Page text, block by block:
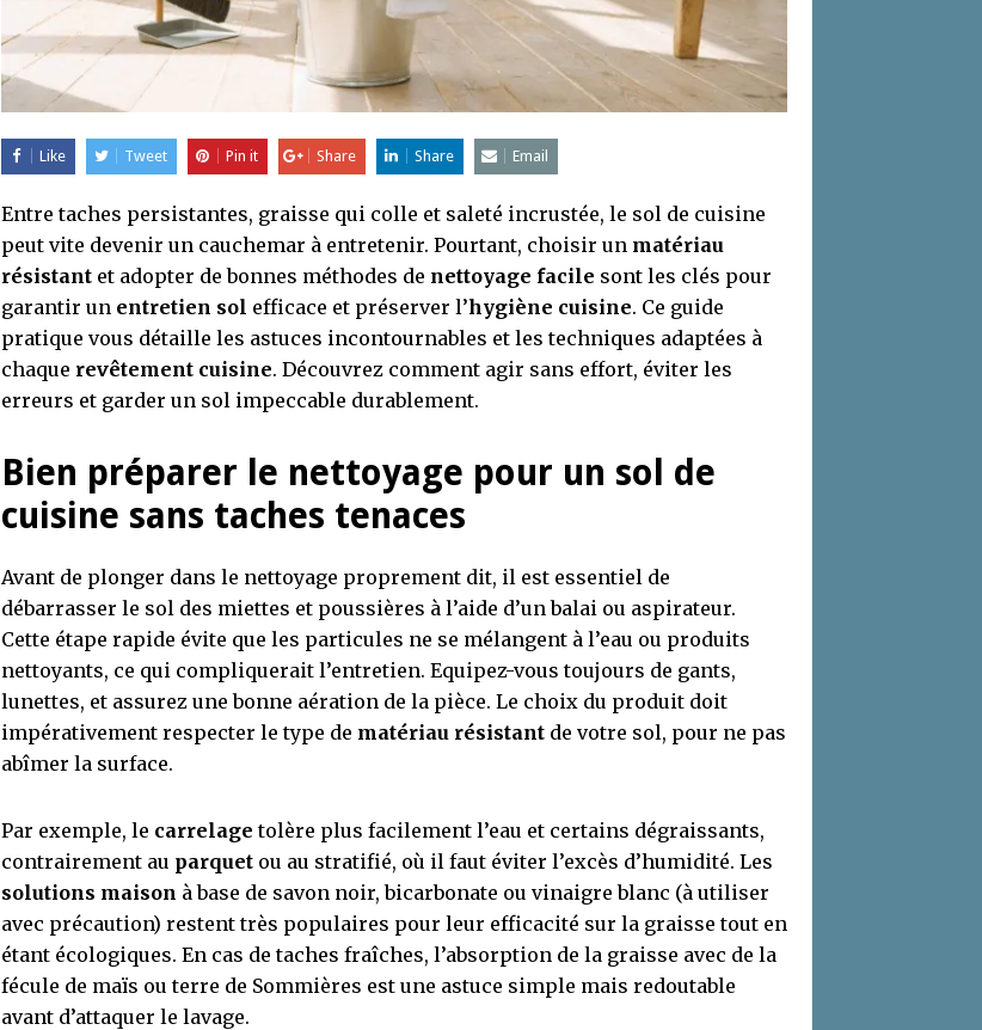
Like Tweet Pin it Share Share Email
Entre taches persistantes, graisse qui colle et saleté incrustée, le sol de cuisine
peut vite devenir un cauchemar à entretenir. Pourtant, choisir un matériau
résistant et adopter de bonnes méthodes de nettoyage facile sont les clés pour
garantir un entretien sol efficace et préserver l’hygiène cuisine. Ce guide
pratique vous détaille les astuces incontournables et les techniques adaptées à
chaque revêtement cuisine. Découvrez comment agir sans effort, éviter les
erreurs et garder un sol impeccable durablement.
Bien préparer le nettoyage pour un sol de
cuisine sans taches tenaces
Avant de plonger dans le nettoyage proprement dit, il est essentiel de
débarrasser le sol des miettes et poussières à l’aide d’un balai ou aspirateur.
Cette étape rapide évite que les particules ne se mélangent à l’eau ou produits
nettoyants, ce qui compliquerait l’entretien. Equipez-vous toujours de gants,
lunettes, et assurez une bonne aération de la pièce. Le choix du produit doit
impérativement respecter le type de matériau résistant de votre sol, pour ne pas
abîmer la surface.
Par exemple, le carrelage tolère plus facilement l’eau et certains dégraissants,
contrairement au parquet ou au stratifié, où il faut éviter l’excès d’humidité. Les
solutions maison à base de savon noir, bicarbonate ou vinaigre blanc (à utiliser
avec précaution) restent très populaires pour leur efficacité sur la graisse tout en
étant écologiques. En cas de taches fraîches, l’absorption de la graisse avec de la
fécule de maïs ou terre de Sommières est une astuce simple mais redoutable
avant d’attaquer le lavage.